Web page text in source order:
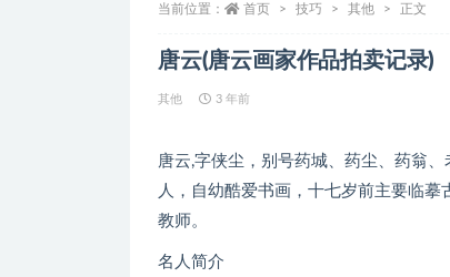
当前位置： 首页 技巧 其他 正文
唐云(唐云画家作品拍卖记录)
其他 3 年前
唐云,字侠尘，别号药城、药尘、药翁、
人，自幼酷爱书画，十七岁前主要临
教师。
名人简介